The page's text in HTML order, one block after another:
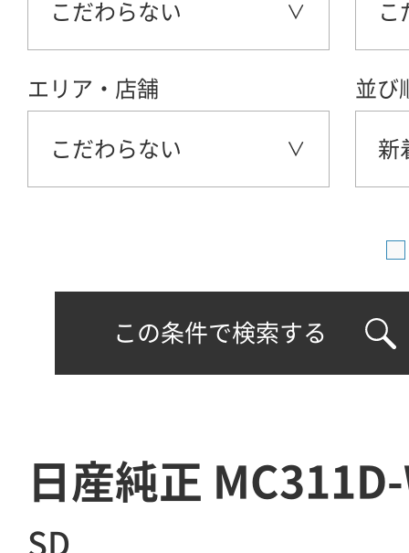
こだわらない こ
エリア・店舗
こだわらない
並び
新
この条件で検索する
日産純正
SD